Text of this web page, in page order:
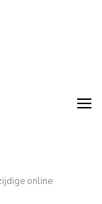
online